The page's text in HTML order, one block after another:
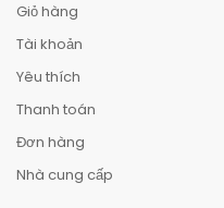
Giỏ hàng
Tài khoản
Yêu thích
Thanh toán
Đơn hàng
Nhà cung cấp